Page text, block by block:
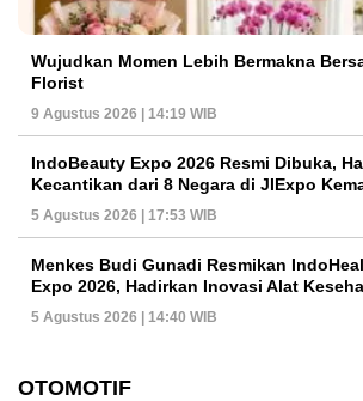
Wujudkan Momen Lebih Bermakna
Florist
9 Agustus 2026 | 14:19 WIB
IndoBeauty Expo 2026 Resmi Dibuka,
Kecantikan dari 8 Negara di JIExpo
5 Agustus 2026 | 17:53 WIB
Menkes Budi Gunadi Resmikan
Expo 2026, Hadirkan Inovasi Alat
5 Agustus 2026 | 14:40 WIB
OTOMOTIF